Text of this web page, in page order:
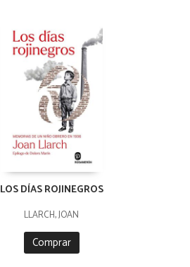
LOS DÍAS ROJINEGROS
LLARCH, JOAN
Comprar